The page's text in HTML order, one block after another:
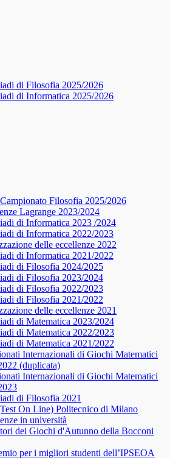
di Filosofia 2025/2026
di Informatica 2025/2026
Campionato Filosofia 2025/2026
Lagrange 2023/2024
di Informatica 2023 /2024
di Informatica 2022/2023
delle eccellenze 2022
di Informatica 2021/2022
di Filosofia 2024/2025
di Filosofia 2023/2024
di Filosofia 2022/2023
di Filosofia 2021/2022
delle eccellenze 2021
di Matematica 2023/2024
di Matematica 2022/2023
di Matematica 2021/2022
Internazionali di Giochi Matematici
(duplicata)
Internazionali di Giochi Matematici
di Filosofia 2021
On Line) Politecnico di Milano
in università
dei Giochi d'Autunno della Bocconi
per i migliori studenti dell’IPSEOA